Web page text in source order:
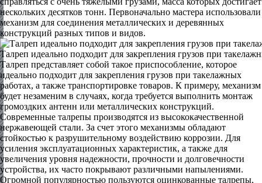
нескольких десятков тонн. Первоначально мастера использовали
механизм для соединения металлических и деревянных
конструкций разных типов и видов.
Талреп идеально подходит для закрепления грузов при
Талреп представляет собой такое приспособление, которое
идеально подходит для закрепления грузов при такелажных
работах, а также транспортировке товаров. К примеру, механизм
будет незаменим в случаях, когда требуется выполнить монтаж
громоздких антенн или металлических конструкций.
Современные талрепы производятся из высококачественной
нержавеющей стали. За счет этого механизмы обладают
стойкостью к разрушительному воздействию коррозии. Для
усиления эксплуатационных характеристик, а также для
увеличения уровня надежности, прочности и долговечности
устройства, их часто покрывают различными напылениями.
Огромной популярностью пользуются оцинкованные талрепы,